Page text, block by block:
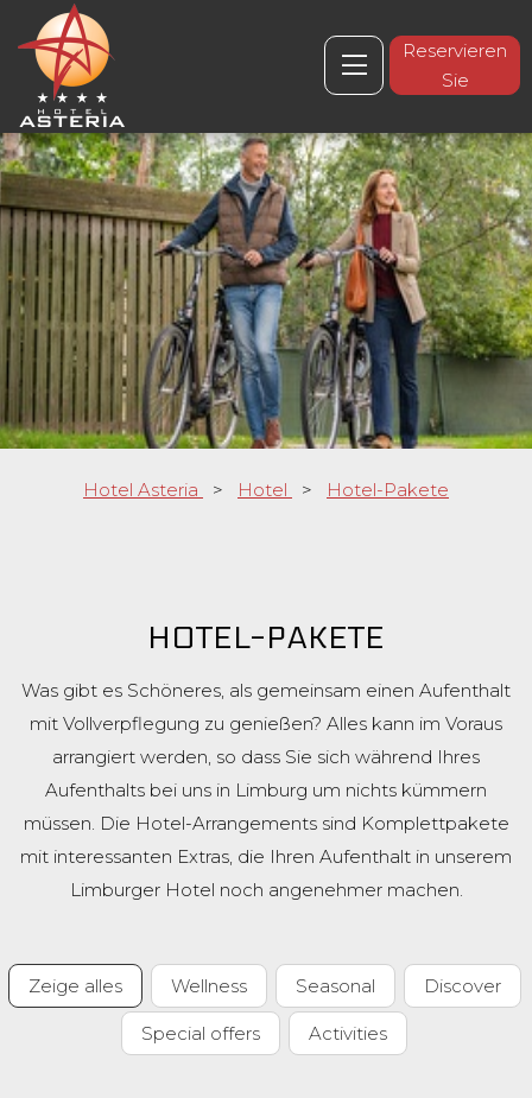
Reservieren
Sie
Hotel Asteria > Hotel > Hotel-Pakete
HOTEL-PAKETE
Was gibt es Schöneres, als gemeinsam einen Aufenthalt
mit Vollverpflegung zu genießen? Alles kann im Voraus
arrangiert werden, so dass Sie sich während Ihres
Aufenthalts bei uns in Limburg um nichts kümmern
müssen. Die Hotel-Arrangements sind Komplettpakete
mit interessanten Extras, die Ihren Aufenthalt in unserem
Limburger Hotel noch angenehmer machen.
Zeige alles Wellness Seasonal Discover
Special offers Activities